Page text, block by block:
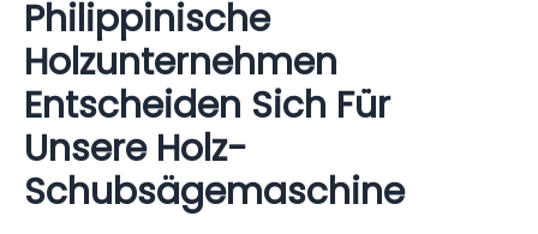
Philippinische
Holzunternehmen
Entscheiden Sich Für
Unsere Holz-
Schubsägemaschine